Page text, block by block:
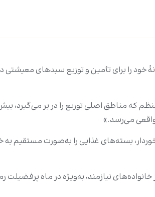
خود را برای تأمین و توزیع سبدهای معیشتی
می‌رسد.»
بسته‌های غذایی را به‌صورت مستقیم به
نیازمند، به‌ویژه در ماه پرفضیلت